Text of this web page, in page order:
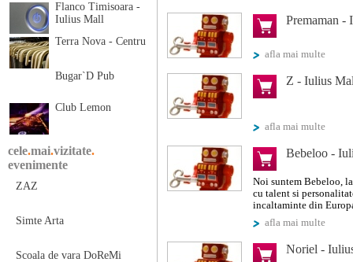
Flanco Timisoara -
Iulius Mall
Terra Nova - Centru
Bugar`D Pub
Club Lemon
cele.mai.vizitate.
evenimente
ZAZ
Simte Arta
Scoala de vara DoReMi
Premaman -
afla mai multe
Z - Iulius
afla mai multe
Bebeloo -
Noi suntem Bebeloo,
cu talent si
incaltaminte din
afla mai multe
Noriel -